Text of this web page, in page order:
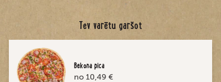
Tev varētu garšot
Bekona pica
no 10,49 €